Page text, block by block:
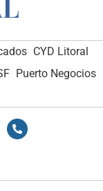
CYD Litoral
Puerto Negocios